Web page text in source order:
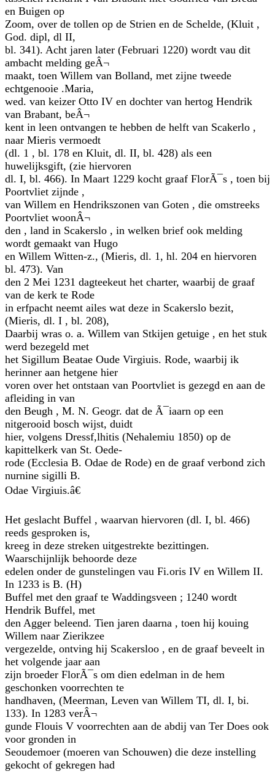
en Buigen op
Zoom, over de tollen op de Strien en de Schelde, (Kluit ,
God. dipl, dl II,
bl. 341). Acht jaren later (Februari 1220) wordt vau dit
ambacht melding geÂ¬
maakt, toen Willem van Bolland, met zijne tweede
echtgenooie .Maria,
wed. van keizer Otto IV en dochter van hertog Hendrik
van Brabant, beÂ¬
kent in leen ontvangen te hebben de helft van Scakerlo ,
naar Mieris vermoedt
(dl. 1 , bl. 178 en Kluit, dl. II, bl. 428) als een
huwelijksgift, (zie hiervoren
dl. I, bl. 466). In Maart 1229 kocht graaf FlorÃ¯s , toen bij
Poortvliet zijnde ,
van Willem en Hendrikszonen van Goten , die omstreeks
Poortvliet woonÂ¬
den , land in Scakerslo , in welken brief ook melding
wordt gemaakt van Hugo
en Willem Witten-z., (Mieris, dl. 1, hl. 204 en hiervoren
bl. 473). Van
den 2 Mei 1231 dagteekeut het charter, waarbij de graaf
van de kerk te Rode
in erfpacht neemt ailes wat deze in Scakerslo bezit,
(Mieris, dl. I , bl. 208),
Daarbij wras o. a. Willem van Stkijen getuige , en het stuk
werd bezegeld met
het Sigillum Beatae Oude Virgiuis. Rode, waarbij ik
herinner aan hetgene hier
voren over het ontstaan van Poortvliet is gezegd en aan de
afleiding in van
den Beugh , M. N. Geogr. dat de Ã¯iaarn op een
nitgerooid bosch wijst, duidt
hier, volgens Dressf,lhitis (Nehalemiu 1850) op de
kapittelkerk van St. Oede-
rode (Ecclesia B. Odae de Rode) en de graaf verbond zich
nurnine sigilli B.
Odae Virgiuis.â€
Het geslacht Buffel , waarvan hiervoren (dl. I, bl. 466)
reeds gesproken is,
kreeg in deze streken uitgestrekte bezittingen.
Waarschijnlijk behoorde deze
edelen onder de gunstelingen vau Fi.oris IV en Willem II.
In 1233 is B. (H)
Buffel met den graaf te Waddingsveen ; 1240 wordt
Hendrik Buffel, met
den Agger beleend. Tien jaren daarna , toen hij kouing
Willem naar Zierikzee
vergezelde, ontving hij Scakersloo , en de graaf beveelt in
het volgende jaar aan
zijn broeder FlorÃ¯s om dien edelman in de hem
geschonken voorrechten te
handhaven, (Meerman, Leven van Willem TI, dl. I, bi.
133). In 1283 verÂ¬
gunde Flouis V voorrechten aan de abdij van Ter Does ook
voor gronden in
Seoudemoer (moeren van Schouwen) die deze instelling
gekocht of gekregen had